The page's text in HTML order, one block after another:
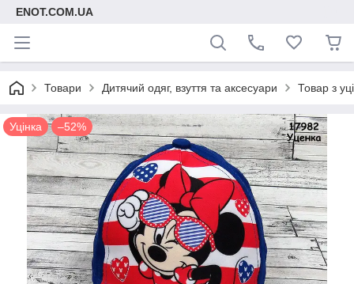
ENOT.COM.UA
Товари Дитячий одяг, взуття та аксесуари Товар з
Уцінка –52%